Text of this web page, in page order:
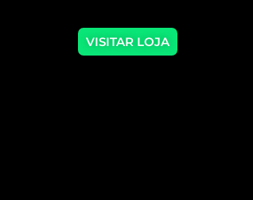
VISITAR LOJA